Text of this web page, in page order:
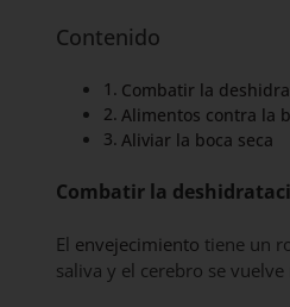
Contenido
Combatir la
Alimentos contra la
Aliviar la boca seca
Combatir la
El envejecimiento tiene un
saliva y el cerebro se